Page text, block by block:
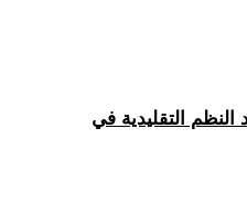
النظم التقليدية في